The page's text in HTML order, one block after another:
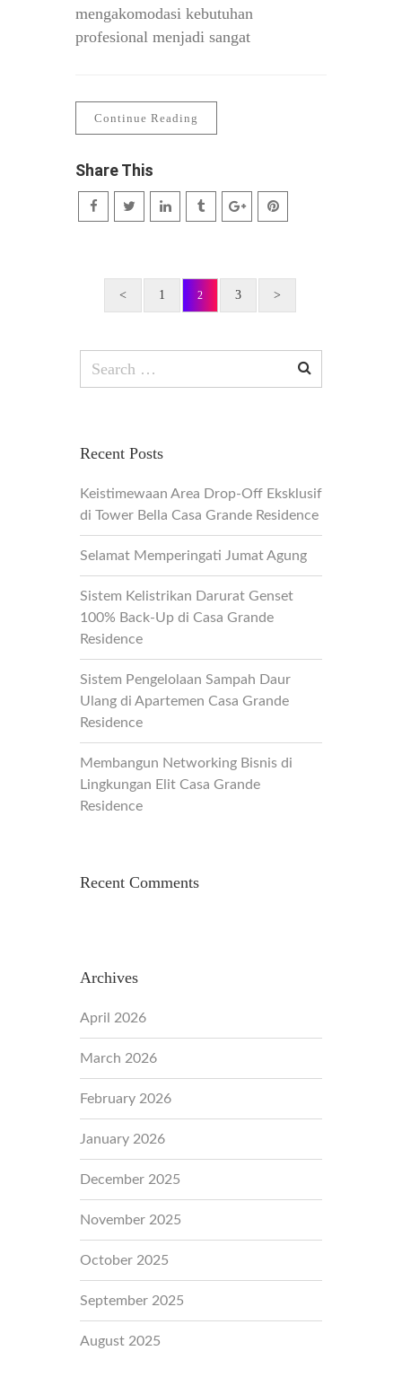
mengakomodasi kebutuhan
profesional menjadi sangat
Continue Reading
Share This
< 1 2 3 >
Recent Posts
Keistimewaan Area Drop-Off Eksklusif
di Tower Bella Casa Grande Residence
Selamat Memperingati Jumat Agung
Sistem Kelistrikan Darurat Genset
100% Back-Up di Casa Grande
Residence
Sistem Pengelolaan Sampah Daur
Ulang di Apartemen Casa Grande
Residence
Membangun Networking Bisnis di
Lingkungan Elit Casa Grande
Residence
Recent Comments
Archives
April 2026
March 2026
February 2026
January 2026
December 2025
November 2025
October 2025
September 2025
August 2025